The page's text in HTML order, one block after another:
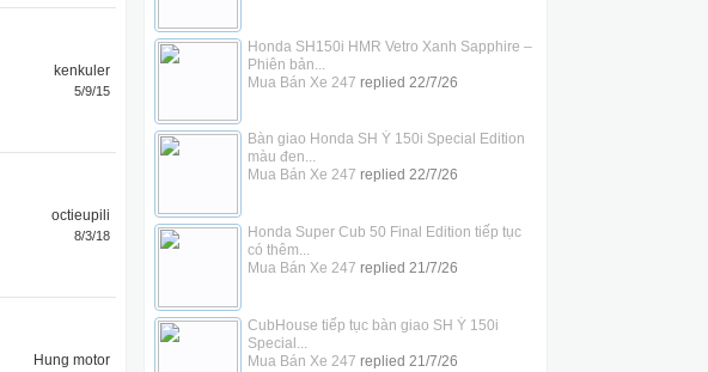
kenkuler
5/9/15
octieupili
8/3/18
Hung motor
Honda SH150i HMR Vetro Xanh Sapphire –
Phiên bản...
Mua Bán Xe 247 replied 22/7/26
Bàn giao Honda SH Ý 150i Special Edition
màu đen...
Mua Bán Xe 247 replied 22/7/26
Honda Super Cub 50 Final Edition tiếp tục
có thêm...
Mua Bán Xe 247 replied 21/7/26
CubHouse tiếp tục bàn giao SH Ý 150i
Special...
Mua Bán Xe 247 replied 21/7/26